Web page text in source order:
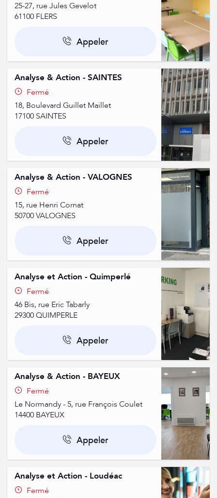
Ile-De-France
Pays-De-La-Loire
25-27, rue Jules Gevelot
61100 FLERS
Appeler
Analyse & Action - SAINTES
Fermé
18, Boulevard Guillet Maillet
17100 SAINTES
Appeler
Analyse & Action - VALOGNES
Fermé
15, rue Henri Cornat
50700VALOGNES
Appeler
Analyse et Action - Quimperlé
Fermé
46 Bis, rue Eric Tabarly
29300QUIMPERLE
Appeler
Analyse & Action - BAYEUX
Fermé
Le Normandy - 5, rue François Coulet
14400 BAYEUX
Appeler
Analyse et Action - Loudéac
Fermé